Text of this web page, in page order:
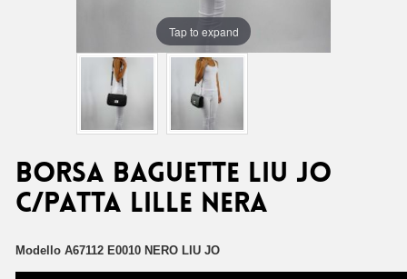
Tap to expand
Borsa baguette Liu Jo
c/patta lille nera
Modello A67112 E0010 NERO LIU JO